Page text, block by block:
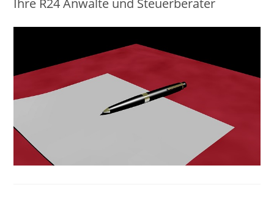
Ihre R24 Anwälte und Steuerberater